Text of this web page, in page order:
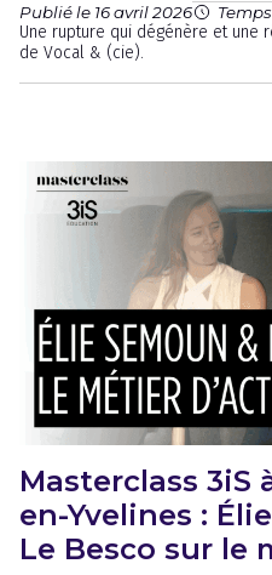
Publié le 16 avril 2026
Une rupture qui dégénère et une
de Vocal & (cie).
Masterclass 3iS
en-Yvelines :
Le Besco sur le